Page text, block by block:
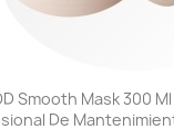
Smooth Mask 300
De